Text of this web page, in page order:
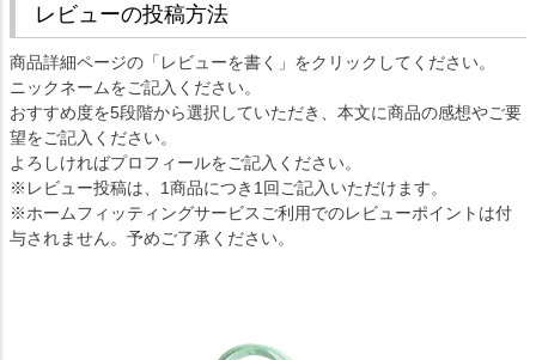
レビューの投稿方法
商品詳細ページの「レビューを書く」をクリックしてください。
ニックネームをご記入ください。
おすすめ度を5段階から選択していただき、本文に商品の感想やご要
望をご記入ください。
よろしければプロフィールをご記入ください。
※レビュー投稿は、1商品につき1回ご記入いただけます。
※ホームフィッティングサービスご利用でのレビューポイントは付
与されません。予めご了承ください。